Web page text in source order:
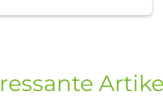
BioLogischen Heilwissens